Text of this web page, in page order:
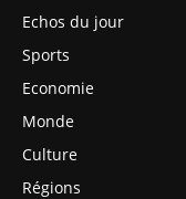
Echos du jour
Sports
Economie
Monde
Culture
Régions